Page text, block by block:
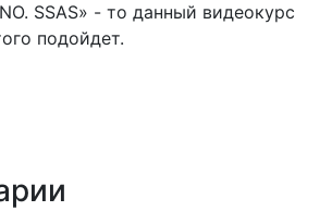
SSAS» - то данный видеокурс
подойдет.